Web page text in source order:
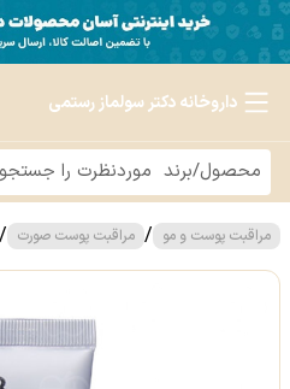
داروخانه دکتر سولماز رستمی
مراقبت پوست و مو / مراقبت پوست صورت /